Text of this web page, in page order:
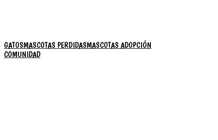
GATOSMASCOTAS PERDIDASMASCOTAS ADOPCIÓN
COMUNIDAD